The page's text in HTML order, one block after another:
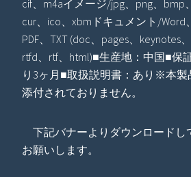
cif、m4aイメージ/jpg、png、bmp
cur、ico、xbmドキュメント/Word
PDF、TXT (doc、pages、keynotes
rtfd、rtf、html)■生産地：中国■保
り3ヶ月■取扱説明書：あり※本製
添付されておりません。
下記バナーよりダウンロードし
お願いします。